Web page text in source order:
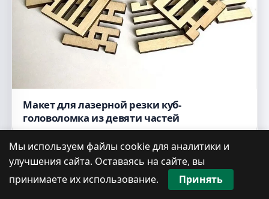
Макет для лазерной резки куб-
головоломка из девяти частей
Мы используем файлы cookie для аналитики и
улучшения сайта. Оставаясь на сайте, вы
принимаете их использование.
Принять